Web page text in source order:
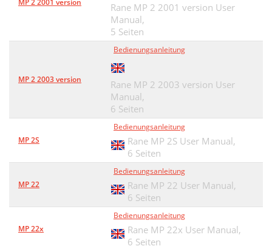
MP 2 2001 version
Rane MP 2 2001 version User
Manual,
5 Seiten
MP 2 2003 version
Bedienungsanleitung
Rane MP 2 2003 version User
Manual,
6 Seiten
MP 2S
Bedienungsanleitung
Rane MP 2S User Manual,
6 Seiten
MP 22
Bedienungsanleitung
Rane MP 22 User Manual,
6 Seiten
MP 22x
Bedienungsanleitung
Rane MP 22x User Manual,
6 Seiten